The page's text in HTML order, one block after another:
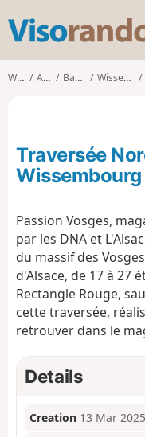
Walks Alsace Bas-Rhin Wissembourg
Traversée
Passion Vosges,
par les DNA et
du massif des
d'Alsace, de 17 à 27
Rectangle Rouge,
cette traversée,
retrouver dans le
Details
Creation 13 Mar 2025